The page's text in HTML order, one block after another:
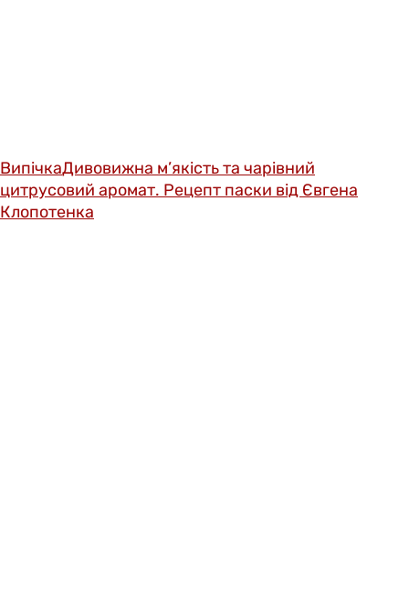
ВипічкаДивовижна м’якість та чарівний
цитрусовий аромат. Рецепт паски від Євгена
Клопотенка